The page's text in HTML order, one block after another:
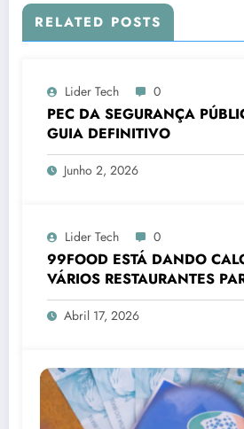
RELATED POSTS
Lider Tech 0
PEC DA SEGURANÇA
GUIA DEFINITIVO
Junho 2, 2026
Lider Tech 0
99FOOD ESTÁ DANDO
VÁRIOS RESTAURANTES
2026
Abril 17, 2026